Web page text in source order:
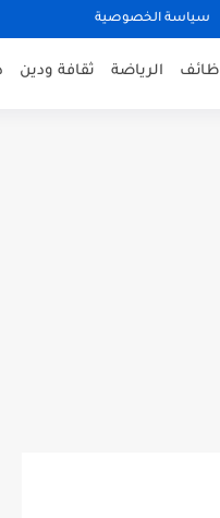
سياسة الخصوصية
الرياضة ثقافة ودين